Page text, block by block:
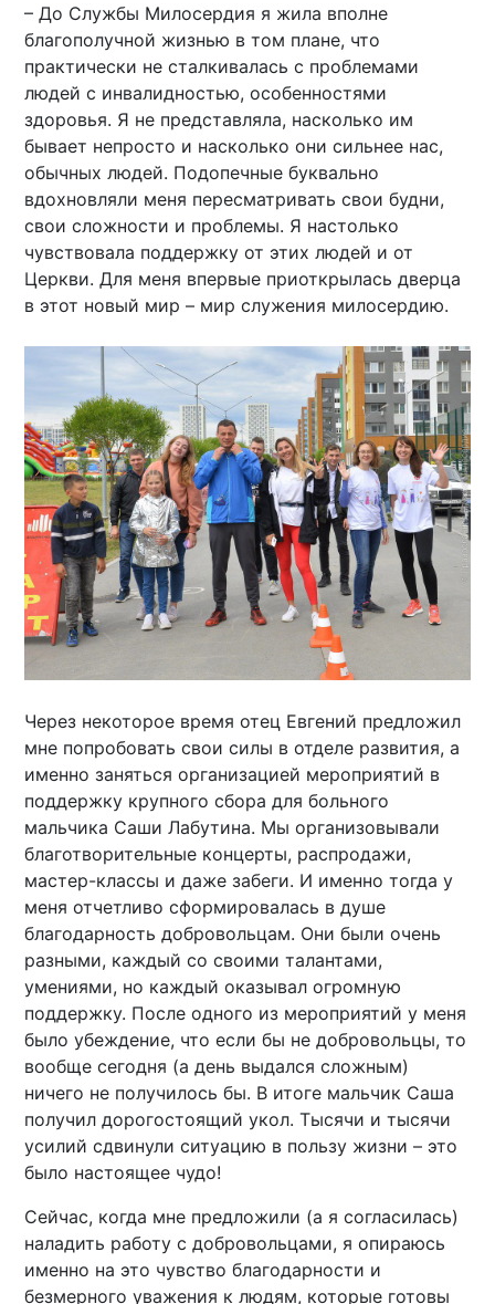
– До Службы Милосердия я жила вполне
благополучной жизнью в том плане, что
практически не сталкивалась с проблемами
людей с инвалидностью, особенностями
здоровья. Я не представляла, насколько им
бывает непросто и насколько они сильнее нас,
обычных людей. Подопечные буквально
вдохновляли меня пересматривать свои будни,
свои сложности и проблемы. Я настолько
чувствовала поддержку от этих людей и от
Церкви. Для меня впервые приоткрылась дверца
в этот новый мир – мир служения милосердию.
Через некоторое время отец Евгений предложил
мне попробовать свои силы в отделе развития, а
именно заняться организацией мероприятий в
поддержку крупного сбора для больного
мальчика Саши Лабутина. Мы организовывали
благотворительные концерты, распродажи,
мастер-классы и даже забеги. И именно тогда у
меня отчетливо сформировалась в душе
благодарность добровольцам. Они были очень
разными, каждый со своими талантами,
умениями, но каждый оказывал огромную
поддержку. После одного из мероприятий у меня
было убеждение, что если бы не добровольцы, то
вообще сегодня (а день выдался сложным)
ничего не получилось бы. В итоге мальчик Саша
получил дорогостоящий укол. Тысячи и тысячи
усилий сдвинули ситуацию в пользу жизни – это
было настоящее чудо!
Сейчас, когда мне предложили (а я согласилась)
наладить работу с добровольцами, я опираюсь
именно на это чувство благодарности и
безмерного уважения к людям, которые готовы